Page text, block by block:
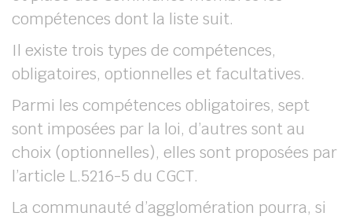
compétences dont la liste suit.
Il existe trois types de compétences,
obligatoires, optionnelles et facultatives.
Parmi les compétences obligatoires, sept
sont imposées par la loi, d’autres sont au
choix (optionnelles), elles sont proposées par
l’article L.5216-5 du CGCT.
La communauté d’agglomération pourra, si